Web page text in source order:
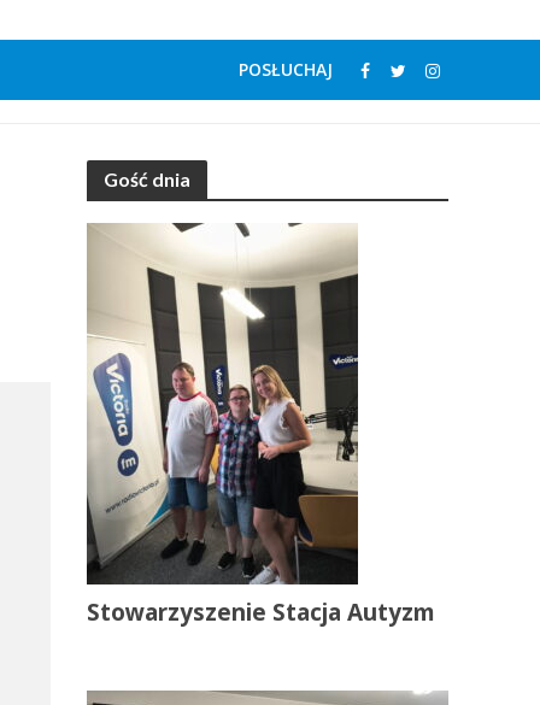
POSŁUCHAJ
Gość dnia
Stowarzyszenie Stacja Autyzm